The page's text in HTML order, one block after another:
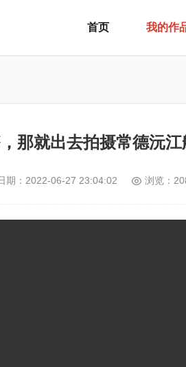
首页 我的作
那就出去拍摄常德沅江
期： 2022-06-27 23:04:02 浏览：